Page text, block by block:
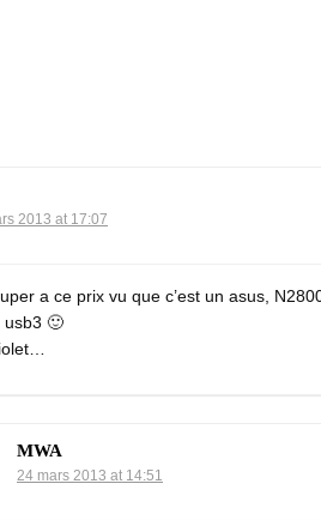
2013 at 17:07
a ce prix vu que c’est un asus,
usb3 🙂
MWA
24 mars 2013 at 14:51